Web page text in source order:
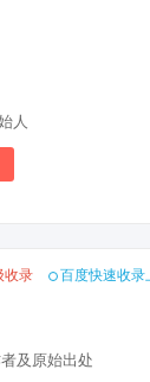
人
收录 百度快速收录
及原始出处